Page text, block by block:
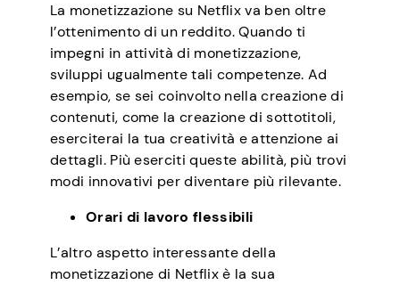
La monetizzazione su Netflix va ben oltre
l’ottenimento di un reddito. Quando ti
impegni in attività di monetizzazione,
sviluppi ugualmente tali competenze. Ad
esempio, se sei coinvolto nella creazione di
contenuti, come la creazione di sottotitoli,
eserciterai la tua creatività e attenzione ai
dettagli. Più eserciti queste abilità, più trovi
modi innovativi per diventare più rilevante.
Orari di lavoro flessibili
L’altro aspetto interessante della
monetizzazione di Netflix è la sua